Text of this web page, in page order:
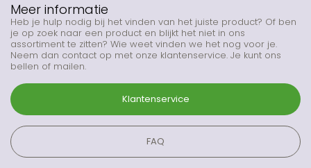
Meer informatie
Heb je hulp nodig bij het vinden van het juiste product? Of ben
je op zoek naar een product en blijkt het niet in ons
assortiment te zitten? Wie weet vinden we het nog voor je.
Neem dan contact op met onze klantenservice. Je kunt ons
bellen of mailen.
Klantenservice
FAQ